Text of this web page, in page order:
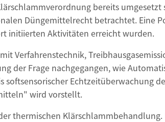
bereits
Düngemittelrecht betrachtet. Eine
initiierten Aktivitäten erreicht wurden.
Verfahrenstechnik,
der Frage nachgegangen, wie
softsensorischer Echtzeitüberwachung
wird vorstellt.
thermischen